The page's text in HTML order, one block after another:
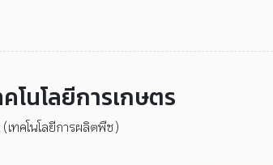
โนโลยีการเกษตร
เทคโนโลยีการผลิตพืช)